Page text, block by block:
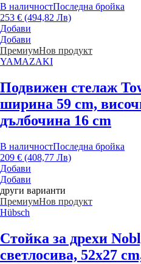
В наличностПоследна бройка
253 € (494,82 Лв)
Добави
Добави
ПремиумНов продукт
YAMAZAKI
Подвижен стелаж
ширина 59 cm,
дълбочина 16 cm
В наличностПоследна бройка
209 € (408,77 Лв)
Добави
Добави
други варианти
ПремиумНов продукт
Hübsch
Стойка за дрехи
светлосива, 52x27